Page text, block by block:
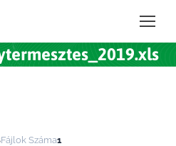
Fájlok Száma1